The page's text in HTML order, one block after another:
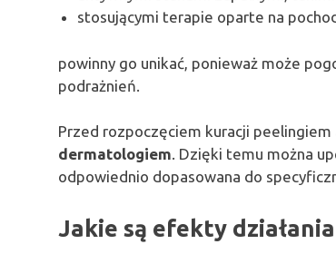
stosującymi terapie oparte na
powinny go unikać, ponieważ może
podrażnień.
Przed rozpoczęciem kuracji
dermatologiem. Dzięki temu można
odpowiednio dopasowana do
Jakie są efekty